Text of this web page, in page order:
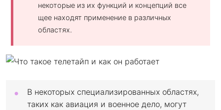
некоторые из их функций и концепций все
щее находят применение в различных
областях.
В некоторых специализированных областях,
таких как авиация и военное дело, могут